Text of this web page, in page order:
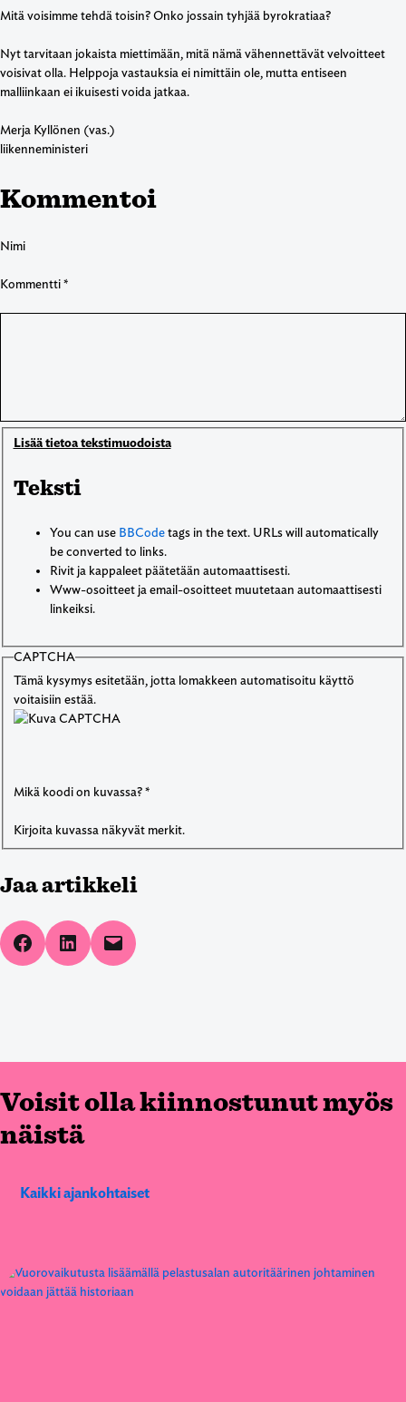
Mitä voisimme tehdä toisin? Onko jossain tyhjää byrokratiaa?
Nyt tarvitaan jokaista miettimään, mitä nämä vähennettävät velvoitteet
voisivat olla. Helppoja vastauksia ei nimittäin ole, mutta entiseen
malliinkaan ei ikuisesti voida jatkaa.
Merja Kyllönen (vas.)
liikenneministeri
Kommentoi
Nimi
Kommentti*
Lisää tietoa tekstimuodoista
Teksti
You can use BBCodetags in the text. URLs will automatically
be converted to links.
Rivit ja kappaleet päätetään automaattisesti.
Www-osoitteet ja email-osoitteet muutetaan automaattisesti
linkeiksi.
CAPTCHA
Tämä kysymys esitetään, jotta lomakkeen automatisoitu käyttö
voitaisiin estää.
Mikä koodi on kuvassa?*
Kirjoita kuvassa näkyvät merkit.
Jaa artikkeli
Share on Facebook
Share on LinkedIn
Email this Page
Voisit olla kiinnostunut myös
näistä
Kaikki ajankohtaiset